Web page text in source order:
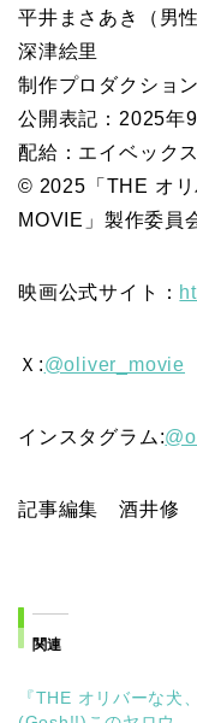
平井まさあき（男
深津絵里
制作プロダクショ
公開表記：2025年
配給：エイベック
© 2025「THE オリ
MOVIE」製作委員
映画公式サイト：
Ｘ:@oliver_movie
インスタグラム:
記事編集 酒井修
関連
『THE オリバーな犬、